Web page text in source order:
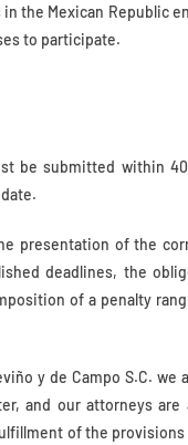
the Mexican Republic
to participate.
be submitted within
presentation of the
deadlines, the
of a penalty
y de Campo S.C. we
and our attorneys
of the